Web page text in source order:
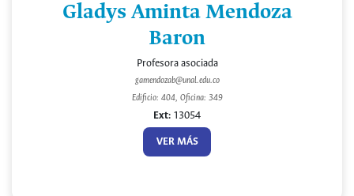
Gladys Aminta Mendoza
Baron
Profesora asociada
gamendozab@unal.edu.co
Edificio: 404, Oficina: 349
Ext: 13054
VER MÁS